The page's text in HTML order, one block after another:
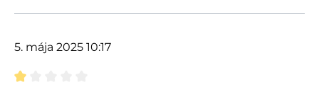
5. mája 2025 10:17